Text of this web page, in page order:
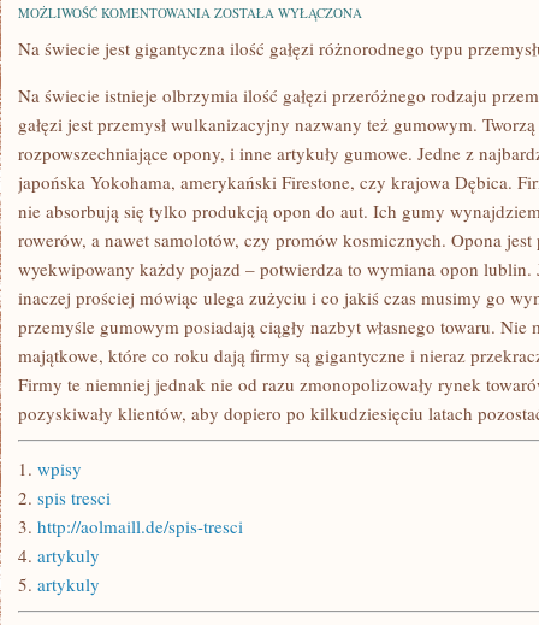
MOŻLIWOŚĆ KOMENTOWANIA WYTWARZANE
KOLCZYKI,
NAJLEPSZYMI
ZOSTAŁA WYŁĄCZONA
Na świecie jest gigantyczna ilość gałęzi różnorodnego typu
Na świecie istnieje olbrzymia ilość gałęzi przeróżnego rodzaju
gałęzi jest przemysł wulkanizacyjny nazwany też gumowym.
rozpowszechniające opony, i inne artykuły gumowe. Jedne z
japońska Yokohama, amerykański Firestone, czy krajowa Dębica.
nie absorbują się tylko produkcją opon do aut. Ich gumy
rowerów, a nawet samolotów, czy promów kosmicznych. Opona
wyekwipowany każdy pojazd – potwierdza to wymiana opon lublin.
inaczej prościej mówiąc ulega zużyciu i co jakiś czas musimy go
przemyśle gumowym posiadają ciągły nazbyt własnego towaru.
majątkowe, które co roku dają firmy są gigantyczne i nieraz
Firmy te niemniej jednak nie od razu zmonopolizowały rynek
pozyskiwały klientów, aby dopiero po kilkudziesięciu latach
1. wpisy
2. spis tresci
3. http://aolmaill.de/spis-tresci
4. artykuly
5. artykuly